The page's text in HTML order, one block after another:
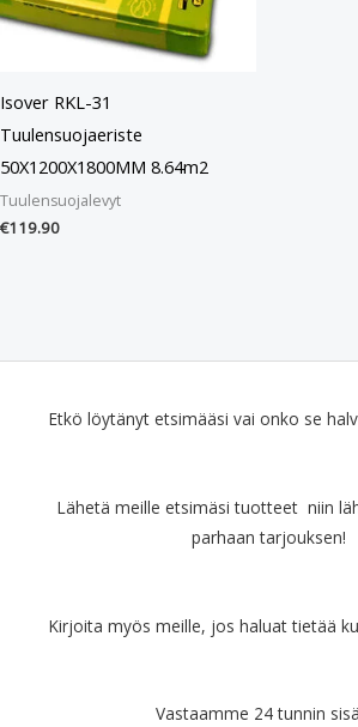
Isover RKL-31
Tuulensuojaeriste
50X1200X1800MM 8.64m2
Tuulensuojalevyt
€119.90
Etkö löytänyt etsimääsi vai onko se
Lähetä meille etsimäsi tuotteet niin
parhaan tarjouksen!
Kirjoita myös meille, jos haluat tietää
Vastaamme 24 tunnin